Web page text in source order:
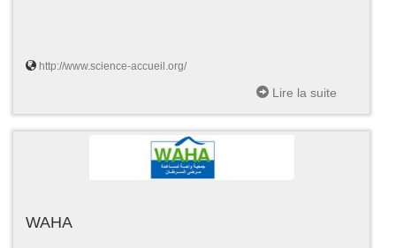
http://www.science-accueil.org/
Lire la suite
WAHA